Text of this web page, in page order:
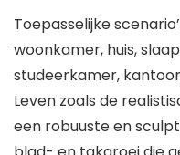
Toepasselijke
woonkamer, huis,
studeerkamer,
Leven zoals de
een robuuste en